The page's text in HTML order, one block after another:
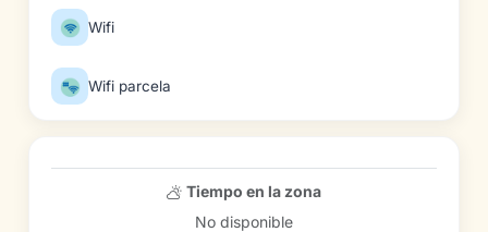
Wifi
Wifi parcela
Tiempo en la zona
No disponible